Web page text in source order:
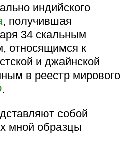
индийского
, получившая
34 скальным
относящимся к
и джайнской
в реестр мирового
.
собой
мной образцы